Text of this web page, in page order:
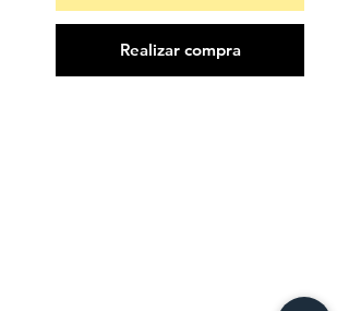
Realizar compra